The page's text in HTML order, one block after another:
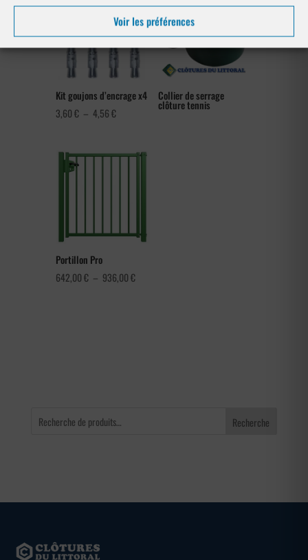
Voir les préférences
Kit goujons d’encrage x4
3,60€ – 4,56€Plage
3,60 €
Collier de serrage
clôture tennis
Portillon Pro
642,00€ – 936,00€Plage
Recherche